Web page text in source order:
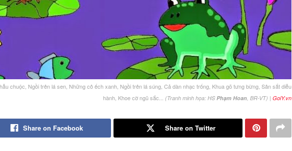
chuộc, Ngồi trên lá sen, Những cô ếch xanh, Ngồi trên lá súng, Cả dàn nhạc trống, Khua gõ tưng bừng, Sân sắt diễu
hành, Khoe cờ ngũ sắc... (Tranh minh họa: HS Phạm Hoan , BR-VT) | GoiY.vn
Share on Facebook Share on Twitter